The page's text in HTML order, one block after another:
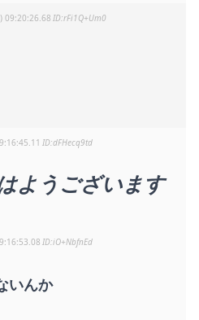
09:20:26.68 rFi1Q+Um0
dFHecq9td
ようございます
iO+NbfnEd
いんか